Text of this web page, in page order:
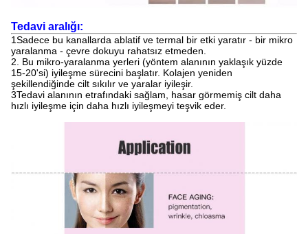
Tedavi aralığı:
1Sadece bu kanallarda ablatif ve termal bir etki yaratır - bir mikro
yaralanma - çevre dokuyu rahatsız etmeden.
2. Bu mikro-yaralanma yerleri (yöntem alanının yaklaşık yüzde
15-20'si) iyileşme sürecini başlatır. Kolajen yeniden
şekillendiğinde cilt sıkılır ve yaralar iyileşir.
3Tedavi alanının etrafındaki sağlam, hasar görmemiş cilt daha
hızlı iyileşme için daha hızlı iyileşmeyi teşvik eder.